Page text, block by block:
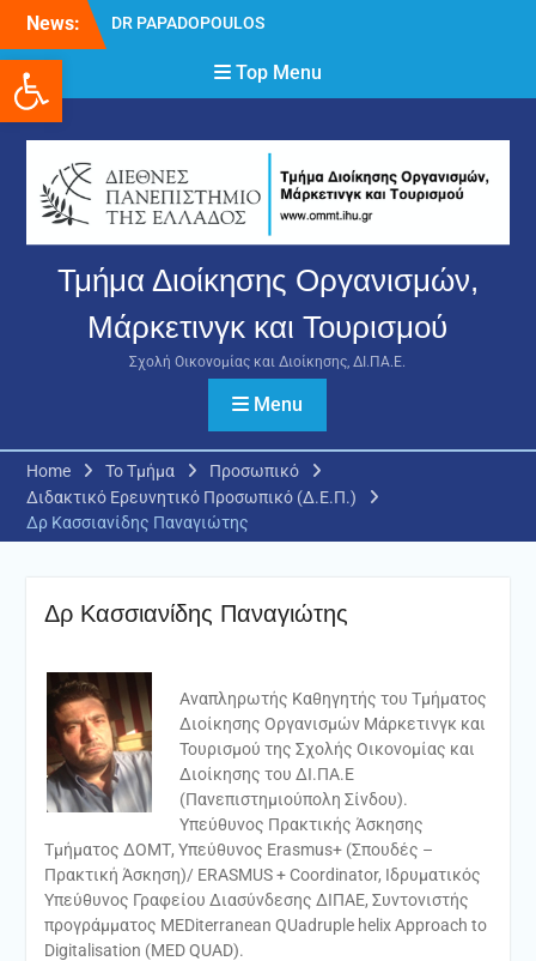
Ανοίξτε τη γραμμή εργαλείων
content
News:
NIKOLAOS
Διαδικασία υποβολής
δικαιολογητικών και
ενστάσεων για τη
χορήγηση του
στεγαστικού επιδόματος
ακαδημαϊκού έτους 2025-
2026.
Top Menu
Τμήμα Διοίκησης Οργανισμών,
Μάρκετινγκ και Τουρισμού
Σχολή Οικονομίας και Διοίκησης, ΔΙ.ΠΑ.Ε.
Menu
Home Το Τμήμα
Προσωπικό
Διδακτικό Ερευνητικό Προσωπικό (Δ.Ε.Π.)
Δρ Κασσιανίδης Παναγιώτης
Δρ Κασσιανίδης Παναγιώτης
Αναπληρωτής Καθηγητής του Τμήματος
Διοίκησης Οργανισμών Μάρκετινγκ και
Τουρισμού της Σχολής Οικονομίας και
Διοίκησης του ΔΙ.ΠΑ.Ε
(Πανεπιστημιούπολη Σίνδου).
Υπεύθυνος Πρακτικής Άσκησης
Τμήματος ΔΟΜΤ, Υπεύθυνος Εrasmus+ (Σπουδές –
Πρακτική Άσκηση)/ ERASMUS + Coordinator, Ιδρυματικός
Υπεύθυνος Γραφείου Διασύνδεσης ΔΙΠΑΕ, Συντονιστής
προγράμματος MEDiterranean QUadruple helix Approach to
Digitalisation (MED QUAD).